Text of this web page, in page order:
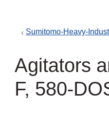
Sumitomo-Heavy-
Agitators
F, 580-